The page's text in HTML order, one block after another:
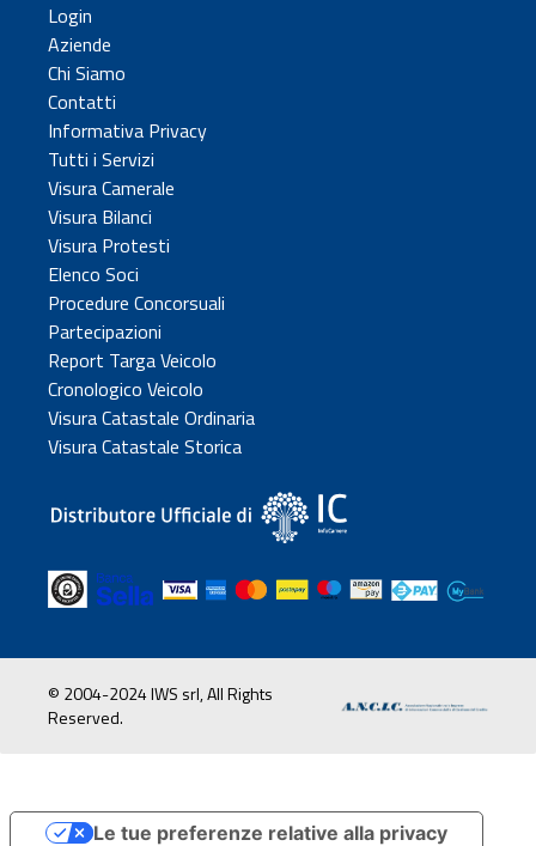
Login
Aziende
Chi Siamo
Contatti
Informativa Privacy
Tutti i Servizi
Visura Camerale
Visura Bilanci
Visura Protesti
Elenco Soci
Procedure Concorsuali
Partecipazioni
Report Targa Veicolo
Cronologico Veicolo
Visura Catastale Ordinaria
Visura Catastale Storica
© 2004-2024 IWS srl, All Rights
Reserved.
Le tue preferenze relative alla privacy